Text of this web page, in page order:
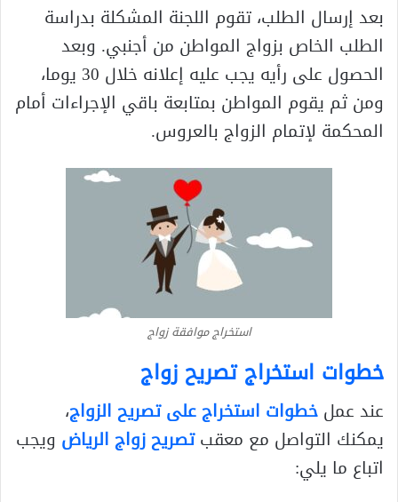
بعد إرسال الطلب، تقوم اللجنة المشكلة بدراسة
الطلب الخاص بزواج المواطن من أجنبي. وبعد
الحصول على رأيه يجب عليه إعلانه خلال 30 يوما،
ومن ثم يقوم المواطن بمتابعة باقي الإجراءات أمام
المحكمة لإتمام الزواج بالعروس.
استخراج موافقة زواج
خطوات استخراج تصريح زواج
عند عملخطوات استخراج على تصريح الزواج،
يمكنك التواصل مع معقبتصريح زواج الرياض ويجب
اتباع ما يلي: